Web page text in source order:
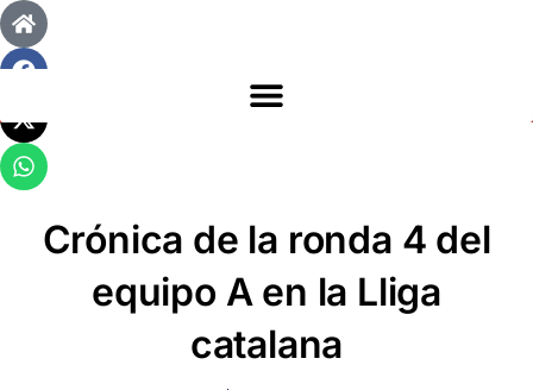
Crónica de la ronda 4 del
equipo A en la Lliga
catalana